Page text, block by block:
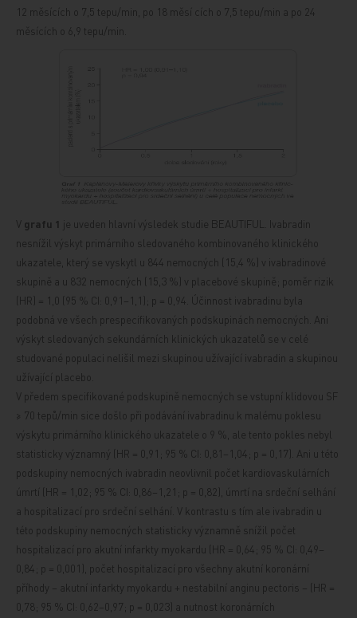
12 měsících o 7,5 tepu/min, po 18 měsí cích o 7,5 tepu/min a po 24
měsících o 6,9 tepu/min.
V grafu 1 je uveden hlavní výsledek studie BEAUTIFUL. Ivabradin
nesnížil výskyt primárního sledovaného kombinovaného klinického
ukazatele, který se vyskytl u 844 nemocných (15,4 %) v ivabradinové
skupině a u 832 nemocných (15,3 %) v placebové skupině; poměr rizik
(HR) = 1,0 (95 % CI: 0,91–1,1); p = 0,94. Účinnost ivabradinu byla
podobná ve všech prespecifikovaných podskupinách nemocných. Ani
výskyt sledovaných sekundárních klinických ukazatelů se v celé
studované populaci nelišil mezi skupinou užívající ivabradin a skupinou
užívající placebo.
V předem specifikované podskupině nemocných se vstupní klidovou SF
≥ 70 tepů/min sice došlo při podávání ivabradinu k malému poklesu
výskytu primárního klinického ukazatele o 9 %, ale tento pokles nebyl
statisticky významný (HR = 0,91; 95 % CI: 0,81–1,04; p = 0,17). Ani u této
podskupiny nemocných ivabradin neovlivnil počet kardiovaskulárních
úmrtí (HR = 1,02; 95 % CI: 0,86–1,21; p = 0,82), úmrtí na srdeční selhání
a hospitalizací pro srdeční selhání. V kontrastu s tím ale ivabradin u
této podskupiny nemocných statisticky významně snížil počet
hospitalizací pro akutní infarkty myokardu (HR = 0,64; 95 % CI: 0,49–
0,84; p = 0,001), počet hospitalizací pro všechny akutní koronární
příhody – akutní infarkty myokardu + nestabilní anginu pectoris – (HR =
0,78; 95 % CI: 0,62–0,97; p = 0,023) a nutnost koronárních